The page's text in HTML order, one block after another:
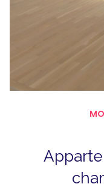
Appartement